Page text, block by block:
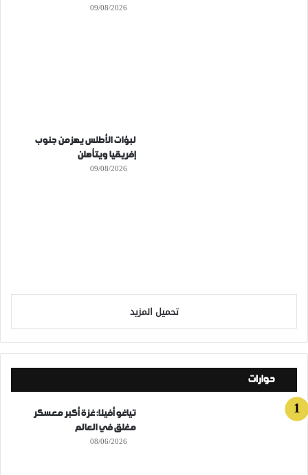
09/08/2026
لبؤات الأطلس يهزمن جنوب
إفريقيا ويتأهلن
09/08/2026
تحميل المزيد
حوارات
تياغو أفيلا: غزة أكبر معسكر
مغلق في العالم
08/06/2026